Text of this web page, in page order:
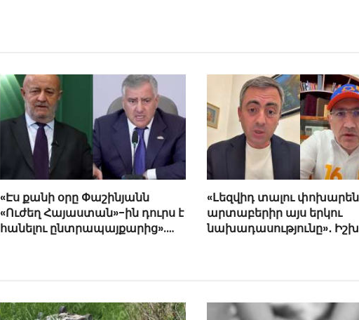
«Էս քանի օրը Փաշինյանն
«Ուժեղ Հայաստան»-ին դուրս է
հանելու ընտրապայքարից».
«Լեզվիդ տալու փոխարեն
արտաբերիր այս երկու
նախադասությունը»․